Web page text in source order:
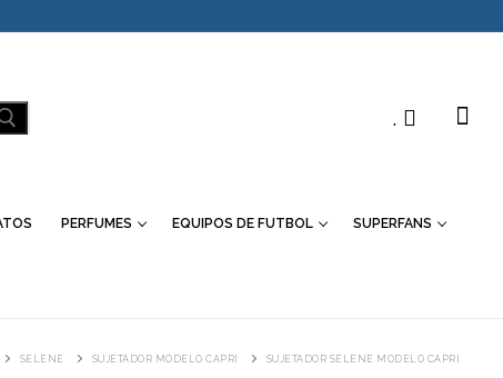
.
PERFUMES EQUIPOS DE FUTBOL SUPERFANS
SELENE SUJETADOR MODELO CAPRI SUJETADOR SELENE MODELO CAPRI